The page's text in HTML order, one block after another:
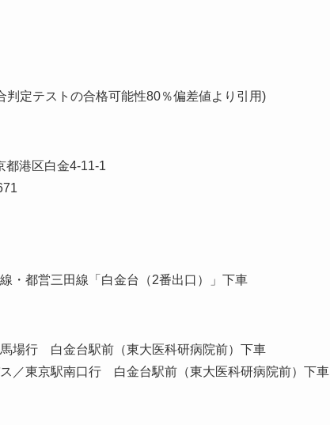
判定テストの合格可能性80％偏差値より引用)
都港区白金4-11-1
・都営三田線「白金台（2番出口）」下車
場行 白金台駅前（東大医科研病院前）下車
／東京駅南口行 白金台駅前（東大医科研病院前）下車